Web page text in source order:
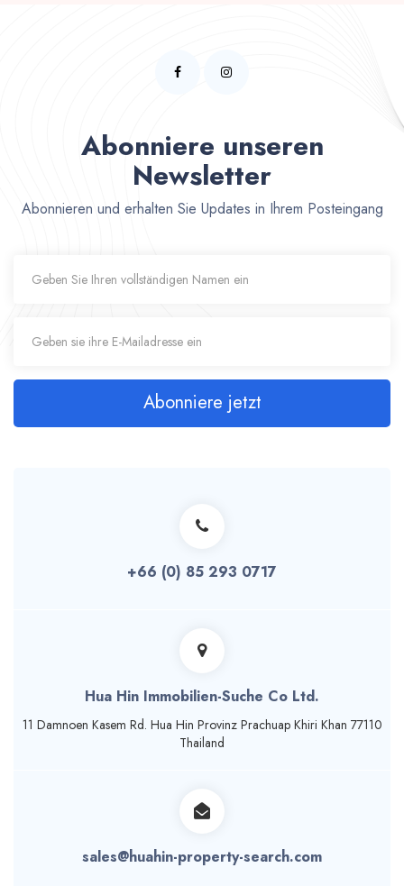
Abonniere unseren
Newsletter
Abonnieren und erhalten Sie Updates in Ihrem Posteingang
Abonniere jetzt
+66 (0) 85 293 0717
Hua Hin Immobilien-Suche Co Ltd.
11 Damnoen Кasem Rd. Hua Hin Provinz Prachuap Khiri Khan 77110
Thailand
sales@huahin-property-search.com